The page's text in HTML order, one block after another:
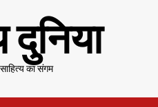
दुनिया
का संगम